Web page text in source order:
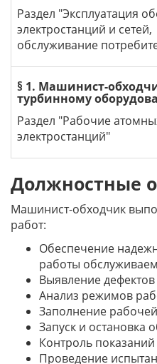
Раздел "Эксплуатация
электростанций и сетей,
обслуживание
§ 1. Машинист-
турбинному
Раздел "Рабочие
электростанций"
Должностные
Машинист-обходчик
работ:
Обеспечение
работы
Выявление дефектов
Анализ режимов
Заполнение
Запуск и остановка
Контроль
Проведение